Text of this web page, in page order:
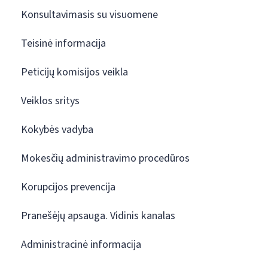
Konsultavimasis su visuomene
Teisinė informacija
Peticijų komisijos veikla
Veiklos sritys
Kokybės vadyba
Mokesčių administravimo procedūros
Korupcijos prevencija
Pranešėjų apsauga. Vidinis kanalas
Administracinė informacija